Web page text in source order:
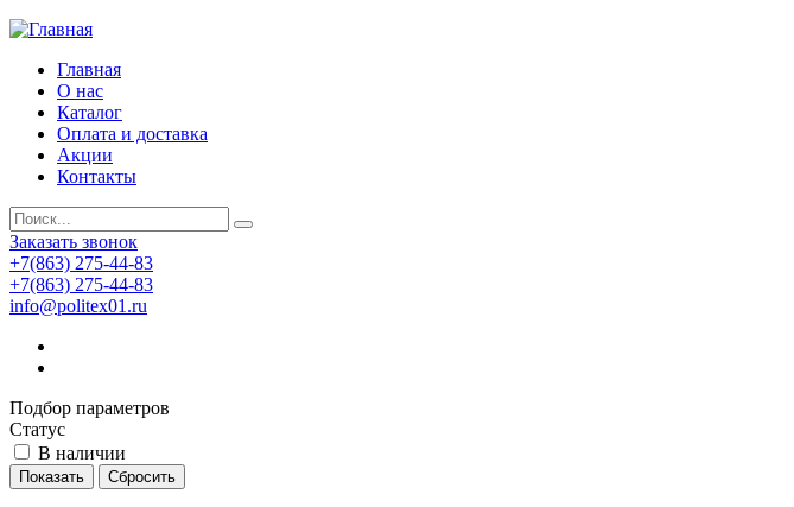
Главная
О нас
Каталог
Оплата и доставка
Акции
Контакты
Заказать звонок
+7(863) 275-44-83
+7(863) 275-44-83
info@politex01.ru
Подбор параметров
Статус
В наличии